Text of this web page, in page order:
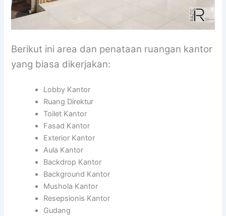
Berikut ini area dan penataan ruangan kantor
yang biasa dikerjakan:
Lobby Kantor
Ruang Direktur
Toilet Kantor
Fasad Kantor
Exterior Kantor
Aula Kantor
Backdrop Kantor
Background Kantor
Mushola Kantor
Resepsionis Kantor
Gudang